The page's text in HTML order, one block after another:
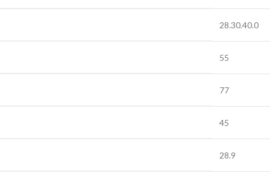
28.30.40.0
55
77
45
28.9